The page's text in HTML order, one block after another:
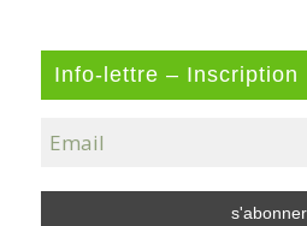
Info-lettre – Inscription